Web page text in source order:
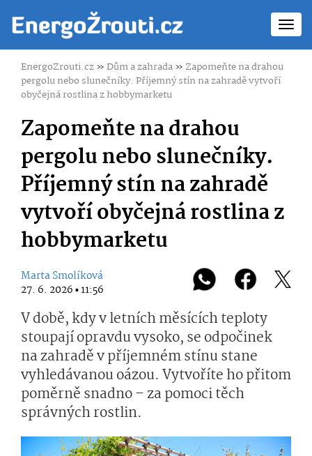
EnergoZrouti.cz»Dům a zahrada»Zapomeňte na drahou
pergolu nebo slunečníky. Příjemný stín na zahradě vytvoří
obyčejná rostlina z hobbymarketu
Zapomeňte na drahou
pergolu nebo slunečníky.
Příjemný stín na zahradě
vytvoří obyčejná rostlina z
hobbymarketu
Marta Smolíková
27. 6. 2026 ▪ 11:56
V době, kdy v letních měsících teploty
stoupají opravdu vysoko, se odpočinek
na zahradě v příjemném stínu stane
vyhledávanou oázou. Vytvoříte ho přitom
poměrně snadno – za pomoci těch
správných rostlin.